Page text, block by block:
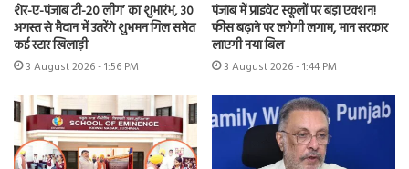
शेर-ए-पंजाब टी-20 लीग’ का शुभारंभ, 30
अगस्त से मैदान में उतरेंगे शुभमन गिल समेत
कई स्टार खिलाड़ी
3 August 2026 - 1:56 PM
पंजाब में प्राइवेट स्कूलों पर बड़ा एक्शन!
फीस बढ़ाने पर लगेगी लगाम, मान सरकार
लाएगी नया बिल
3 August 2026 - 1:44 PM